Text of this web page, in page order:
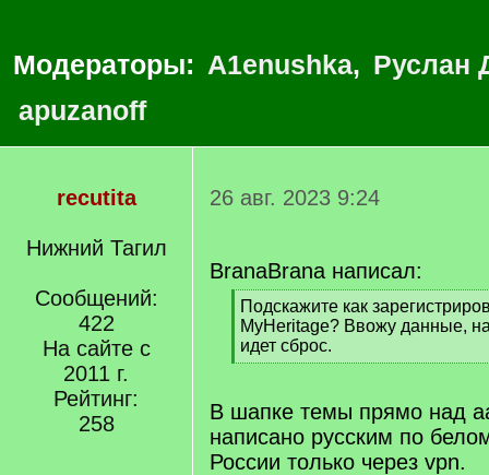
Модераторы: A1enushka, Руслан
apuzanoff
recutita
Нижний Тагил
Сообщений:
422
На сайте с
2011 г.
Рейтинг:
258
26 авг. 2023 9:24
BranaBrana написал:
[
q
]
Подскажите как
MyHeritage? Ввожу данные,
идет сброс.
[
q
]
В шапке темы прямо над
написано русским по
России только через vpn.